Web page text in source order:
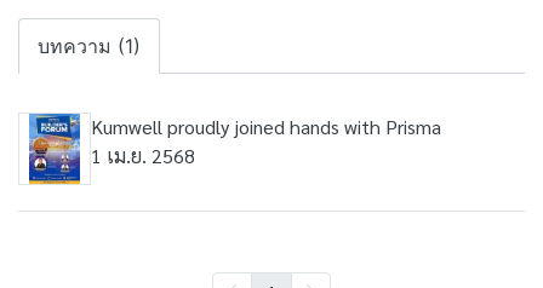
บทความ (1)
Kumwell proudly joined hands with Prisma
1 เม.ย. 2568